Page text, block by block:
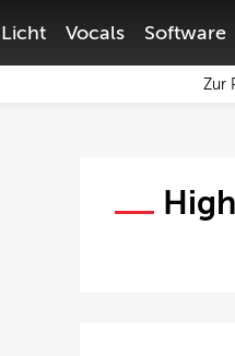
Licht Vocals Software
Zur